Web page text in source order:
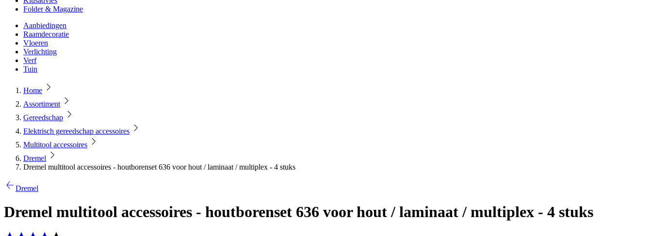
Folder & Magazine
Aanbiedingen
Raamdecoratie
Vloeren
Verlichting
Verf
Tuin
Home
Assortiment
Gereedschap
Elektrisch gereedschap accessoires
Multitool accessoires
Dremel
Dremel multitool accessoires - houtborenset 636 voor hout / laminaat / multiplex - 4 stuks
Dremel
Dremel multitool accessoires - houtborenset 636 voor hout / laminaat / multiplex - 4 stuks